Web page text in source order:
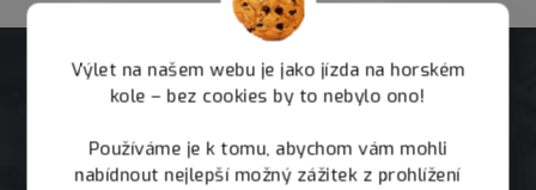
Výlet na našem webu je jako jízda na horském
kole – bez cookies by to nebylo ono!
Používáme je k tomu, abychom vám mohli
nabídnout nejlepší možný zážitek z prohlížení